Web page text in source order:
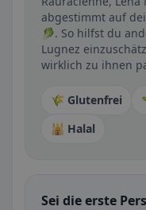
abgestimmt auf
🥬. So hilfst du
Lugnez
wirklich zu ihnen
🌾 Glutenfrei
🕌 Halal
Sei die erste